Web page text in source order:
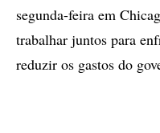
segunda-feira em
trabalhar juntos para
reduzir os gastos do